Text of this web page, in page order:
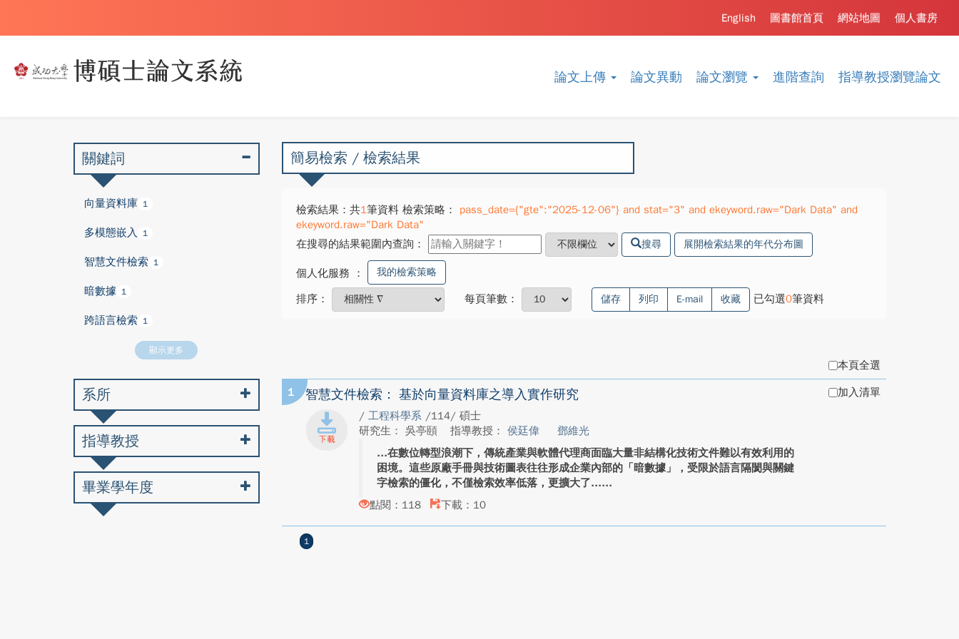
論文上傳 論文異動 論文瀏覽 進階查詢 指導教授瀏覽論文
個人書房
網站地圖
圖書館首頁
English
簡易檢索 / 檢索結果
檢索結果：共1筆資料 檢索策略：
pass_date={"gte":"2025-12-06"} and stat="3" and ekeyword.raw="Dark Data" and
ekeyword.raw="Dark Data"
在搜尋的結果範圍內查詢：
搜尋 展開檢索結果的年代分布圖
個人化服務 ： 我的檢索策略
排序： 每頁筆數： 儲存 列印 E-mail 收藏 已勾選0筆資料
本頁全選
1 智慧文件檢索： 基於向量資料庫之導入實作研究
/ 工程科學系 /114/ 碩士
研究生： 吳亭頤
指導教授： 侯廷偉
鄧維光
在數位轉型浪潮下，傳統產業與軟體代理商面臨大量非結構化技術文件難以有效利用的
困境。這些原廠手冊與技術圖表往往形成企業內部的「暗數據」，受限於語言隔閡與關鍵
字檢索的僵化，不僅檢索效率低落，更擴大了...
點閱：118
下載：10
加入清單
1
關鍵詞
向量資料庫 1
多模態嵌入 1
智慧文件檢索 1
暗數據 1
跨語言檢索 1
顯示更多
系所
指導教授
畢業學年度